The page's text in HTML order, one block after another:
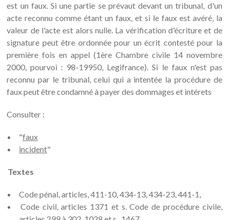
est un faux. Si une partie se prévaut devant un tribunal, d'un
acte reconnu comme étant un faux, et si le faux est avéré, la
valeur de l'acte est alors nulle. La vérification d'écriture et de
signature peut être ordonnée pour un écrit contesté pour la
première fois en appel (1ère Chambre civile 14 novembre
2000, pourvoi : 98-19950, Legifrance). Si le faux n'est pas
reconnu par le tribunal, celui qui a intentée la procédure de
faux peut être condamné à payer des dommages et intérets
Consulter :
"faux
incident"
Textes
Code pénal, articles, 411-10, 434-13, 434-23, 441-1,
Code civil, articles 1371 et s. Code de procédure civile,